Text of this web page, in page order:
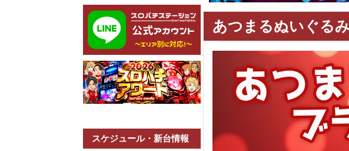
スケジュール・新台情報
あつまるぬいぐる